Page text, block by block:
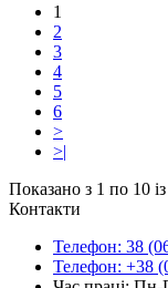
1
2
3
4
5
6
>
>|
Показано з 1 по 10
Контакти
Телефон: 38
Телефон: +38